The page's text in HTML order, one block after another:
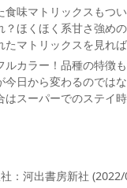
味マトリックスもつ
？ほくほく系甘さ強め
マトリックスを見れば
ルカラー！品種の特徴
今日から変わるのでは
スーパーでのステイ
：河出書房新社